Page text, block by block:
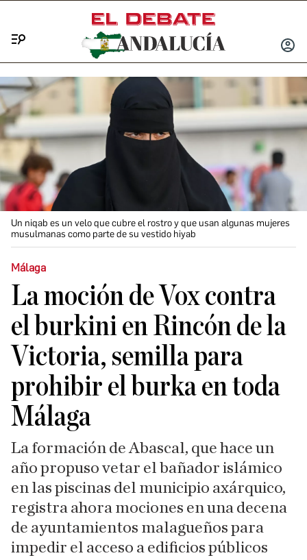
INICIAR
Un niqab es un velo que cubre el rostro y que usan algunas mujeres
musulmanas como parte de su vestido hiyab
Málaga
La moción de Vox contra
el burkini en Rincón de la
Victoria, semilla para
prohibir el burka en toda
Málaga
La formación de Abascal, que hace un
año propuso vetar el bañador islámico
en las piscinas del municipio axárquico,
registra ahora mociones en una decena
de ayuntamientos malagueños para
impedir el acceso a edificios públicos